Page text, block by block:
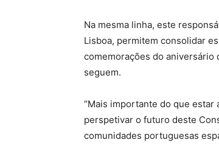
Na mesma linha, este
Lisboa, permitem consolidar
comemorações do aniversário
seguem.
“Mais importante do que
perspetivar o futuro deste
comunidades portuguesas